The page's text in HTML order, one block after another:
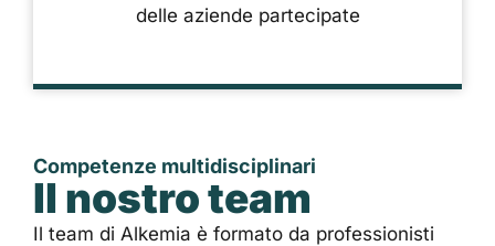
delle aziende partecipate
Competenze multidisciplinari
Il nostro team
Il team di Alkemia è formato da professionisti